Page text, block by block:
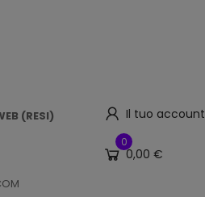
(RESI)
Il tuo account
0
0,00 €